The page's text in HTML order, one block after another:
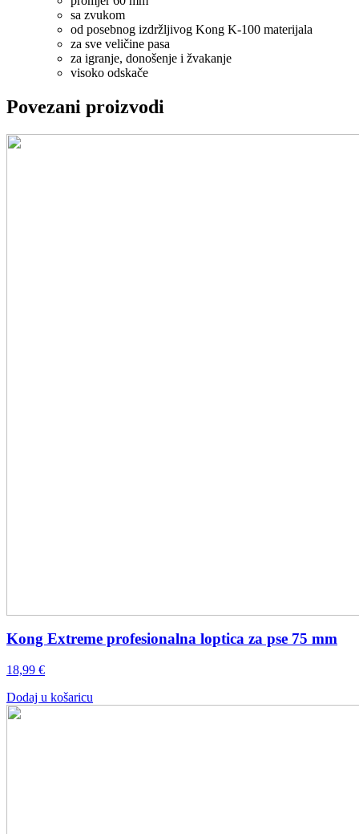
sa zvukom
od posebnog izdržljivog Kong K-100 materijala
za sve veličine pasa
za igranje, donošenje i žvakanje
visoko odskače
Povezani proizvodi
Kong Extreme profesionalna loptica za pse 75 mm
18,99 €
Dodaj u košaricu